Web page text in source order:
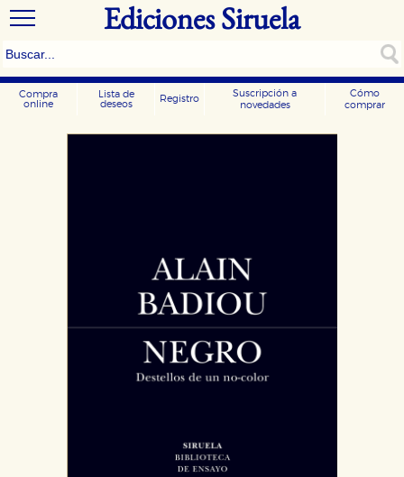
Ediciones Siruela
Compra
online
Lista de
deseos
Registro
Suscripción a
novedades
Cómo
comprar